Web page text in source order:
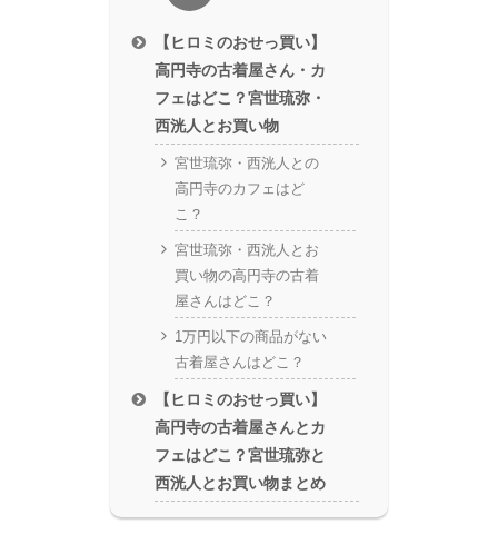
【ヒロミのおせっ買い】
高円寺の古着屋さん・カ
フェはどこ？宮世琉弥・
西洸人とお買い物
宮世琉弥・西洸人との
高円寺のカフェはど
こ？
宮世琉弥・西洸人とお
買い物の高円寺の古着
屋さんはどこ？
1万円以下の商品がない
古着屋さんはどこ？
【ヒロミのおせっ買い】
高円寺の古着屋さんとカ
フェはどこ？宮世琉弥と
西洸人とお買い物まとめ